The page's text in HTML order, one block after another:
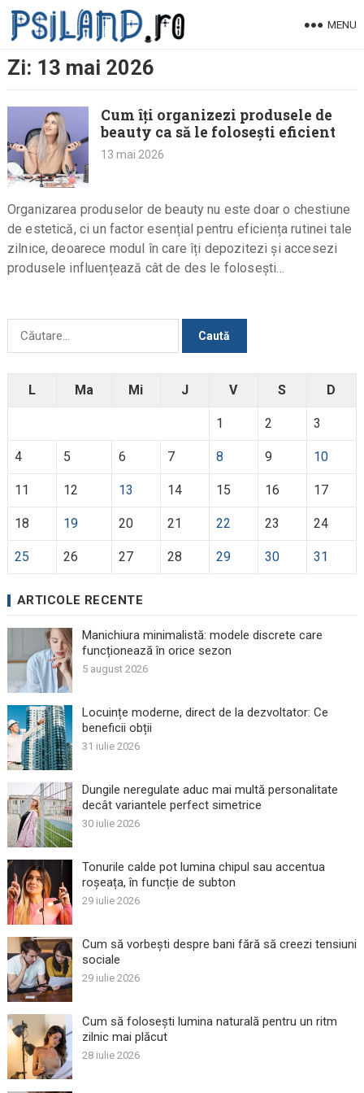
Skip
MENU
Zi: 13 mai 2026
Cum îți organizezi produsele de
beauty ca să le folosești eficient
13 mai 2026
Organizarea produselor de beauty nu este doar o chestiune
de estetică, ci un factor esențial pentru eficiența rutinei tale
zilnice, deoarece modul în care îți depozitezi și accesezi
produsele influențează cât de des le folosești…
Caută
L Ma Mi J V S D
1 2 3
4 5 6 7 8 9 10
11 12 13 14 15 16 17
18 19 20 21 22 23 24
25 26 27 28 29 30 31
ARTICOLE RECENTE
Manichiura minimalistă: modele discrete care
funcționează în orice sezon
5 august 2026
Locuințe moderne, direct de la dezvoltator: Ce
beneficii obții
31 iulie 2026
Dungile neregulate aduc mai multă personalitate
decât variantele perfect simetrice
30 iulie 2026
Tonurile calde pot lumina chipul sau accentua
roșeața, în funcție de subton
29 iulie 2026
Cum să vorbești despre bani fără să creezi tensiuni
sociale
29 iulie 2026
Cum să folosești lumina naturală pentru un ritm
zilnic mai plăcut
28 iulie 2026